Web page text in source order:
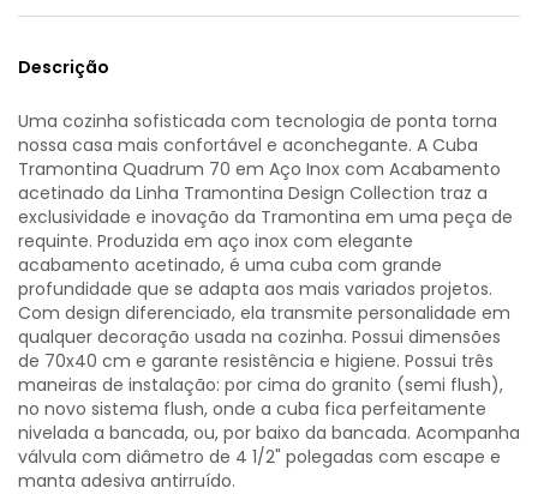
Descrição
Uma cozinha sofisticada com tecnologia de ponta torna
nossa casa mais confortável e aconchegante. A Cuba
Tramontina Quadrum 70 em Aço Inox com Acabamento
acetinado da Linha Tramontina Design Collection traz a
exclusividade e inovação da Tramontina em uma peça de
requinte. Produzida em aço inox com elegante
acabamento acetinado, é uma cuba com grande
profundidade que se adapta aos mais variados projetos.
Com design diferenciado, ela transmite personalidade em
qualquer decoração usada na cozinha. Possui dimensões
de 70x40 cm e garante resistência e higiene. Possui três
maneiras de instalação: por cima do granito (semi flush),
no novo sistema flush, onde a cuba fica perfeitamente
nivelada a bancada, ou, por baixo da bancada. Acompanha
válvula com diâmetro de 4 1/2" polegadas com escape e
manta adesiva antirruído.